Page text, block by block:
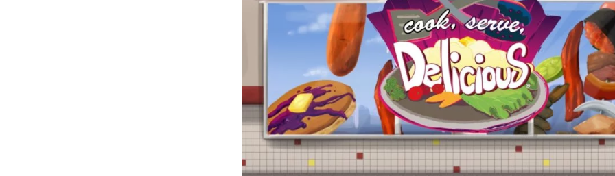
En coop’
En versus
Jeux Access+
En ligne
MMORPG
Par plateforme
PC
PS4
PS5
Switch